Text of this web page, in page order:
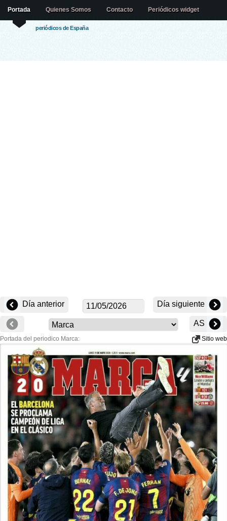
periódicos de España
Portada Quienes Somos Contacto Periódicos widget
Día anterior Día siguiente
AS
Portada del periodico Marca: Sitio web